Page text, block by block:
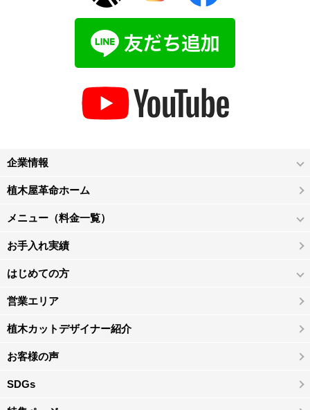
企業情報
植木屋革命ホーム
メニュー（料金一覧）
お手入れ実績
はじめての方
営業エリア
植木カットデザイナー紹介
お客様の声
SDGs